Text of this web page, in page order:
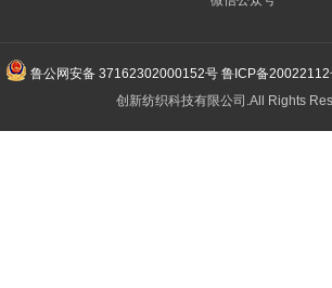
鲁公网安备 37162302000152号 鲁ICP备20022112
创新纺织科技有限公司.All Rights